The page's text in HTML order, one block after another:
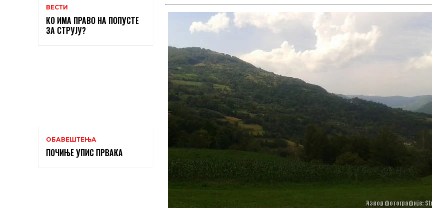
ВЕСТИ
КО ИМА ПРАВО НА ПОПУСТЕ
ЗА СТРУЈУ?
ОБАВЕШТЕЊА
ПОЧИЊЕ УПИС ПРВАКА